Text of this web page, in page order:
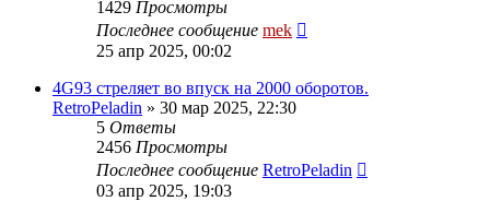
1429 Просмотры
Последнее сообщение mek
25 апр 2025, 00:02
4G93 стреляет во впуск на 2000 оборотов.
RetroPeladin » 30 мар 2025, 22:30
5 Ответы
2456 Просмотры
Последнее сообщение RetroPeladin
03 апр 2025, 19:03